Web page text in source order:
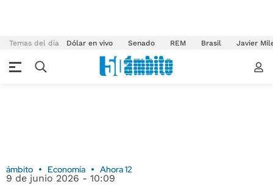
Temas del día Dólar en vivo Senado REM Brasil Javier
ámbito Economía Ahora 12
9 de junio 2026 - 10:09